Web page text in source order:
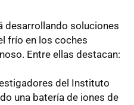
desarrollando soluciones
frío en los coches
Entre ellas destacan:
del Instituto
una batería de iones de